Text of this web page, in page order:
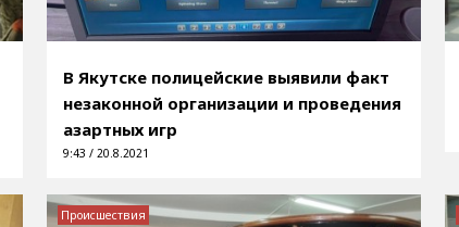
В Якутске полицейские выявили факт
незаконной организации и проведения
азартных игр
9:43 / 20.8.2021
Происшествия